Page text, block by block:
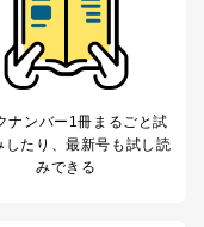
めに必要がある
が困難であると
育成の推進のため
人の同意を得るこ
ナンバー1冊まるごと試
したり、最新号も試し読
みできる